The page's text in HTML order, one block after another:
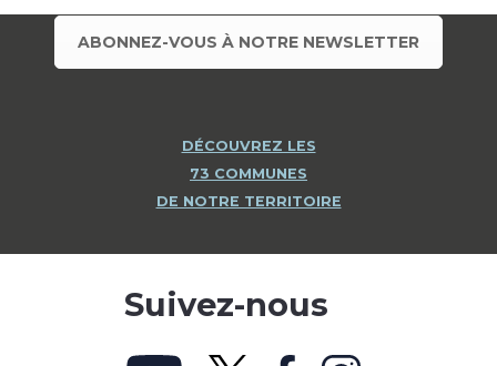
ABONNEZ-VOUS À NOTRE NEWSLETTER
DÉCOUVREZ LES
73 COMMUNES
DE NOTRE TERRITOIRE
Suivez-nous